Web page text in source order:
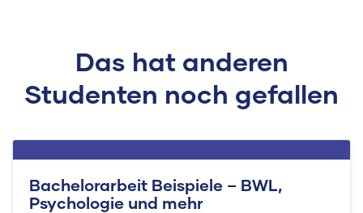
Das hat anderen
Studenten noch gefallen
Bachelorarbeit Beispiele – BWL,
Psychologie und mehr